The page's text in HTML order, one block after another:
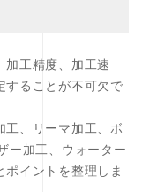
加工精度、加工速
することが不可欠で
工、リーマ加工、ボ
ー加工、ウォーター
イントを整理しま